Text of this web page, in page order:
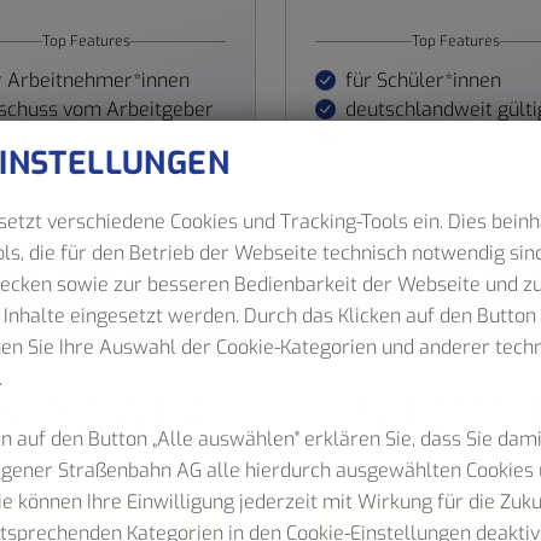
Top Features
Arbeitnehmer*innen
vom Arbeitgeber
Top Features
für Schüler*innen
deutschlandweit
32,41 €
pro Monat
Informationen
Sozial
53,00
pro Monat
Mehr
verschiedene Cookies und Tracking-Tools ein. Dies
die für den Betrieb der Webseite technisch notwendig
sowie zur besseren Bedienbarkeit der Webseite und
eingesetzt werden. Durch das Klicken auf den Button
Sie Ihre Auswahl der Cookie-Kategorien und anderer
auf den Button „Alle auswählen" erklären Sie, dass Sie
Straßenbahn AG alle hierdurch ausgewählten Cookies
können Ihre Einwilligung jederzeit mit Wirkung für die
Kategorien in den Cookie-Einstellungen